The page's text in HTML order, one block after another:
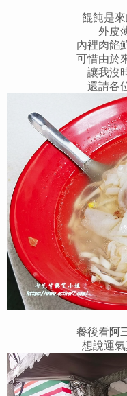
餛飩是來
外皮
內裡肉餡
可惜由於
讓我沒
還請各
餐後看阿
想說運氣